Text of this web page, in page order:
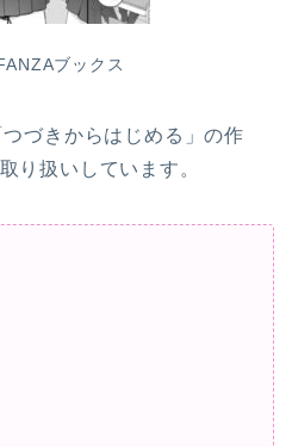
ブックス
づきからはじめる」の作
り扱いしています。